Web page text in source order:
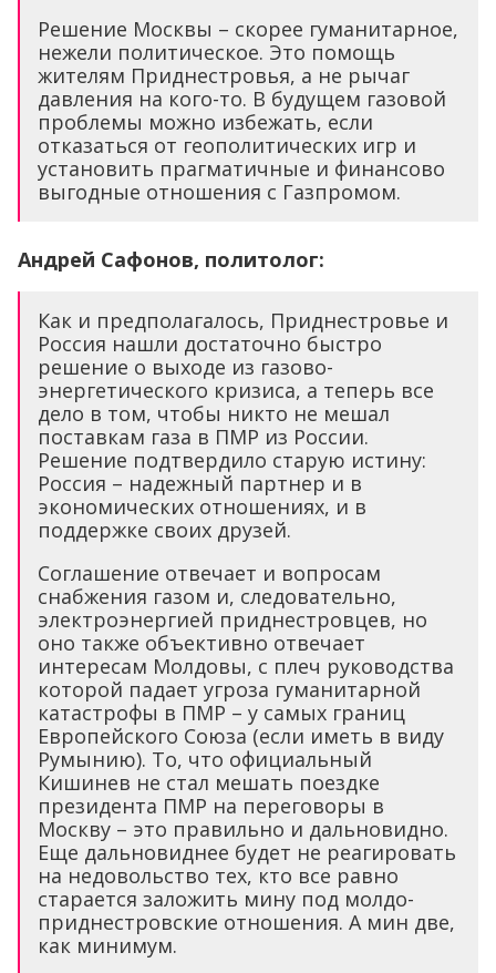
Решение Москвы – скорее гуманитарное,
нежели политическое. Это помощь
жителям Приднестровья, а не рычаг
давления на кого-то. В будущем газовой
проблемы можно избежать, если
отказаться от геополитических игр и
установить прагматичные и финансово
выгодные отношения с Газпромом.
Андрей Сафонов, политолог:
Как и предполагалось, Приднестровье и
Россия нашли достаточно быстро
решение о выходе из газово-
энергетического кризиса, а теперь все
дело в том, чтобы никто не мешал
поставкам газа в ПМР из России.
Решение подтвердило старую истину:
Россия – надежный партнер и в
экономических отношениях, и в
поддержке своих друзей.
Соглашение отвечает и вопросам
снабжения газом и, следовательно,
электроэнергией приднестровцев, но
оно также объективно отвечает
интересам Молдовы, с плеч руководства
которой падает угроза гуманитарной
катастрофы в ПМР – у самых границ
Европейского Союза (если иметь в виду
Румынию). То, что официальный
Кишинев не стал мешать поездке
президента ПМР на переговоры в
Москву – это правильно и дальновидно.
Еще дальновиднее будет не реагировать
на недовольство тех, кто все равно
старается заложить мину под молдо-
приднестровские отношения. А мин две,
как минимум.